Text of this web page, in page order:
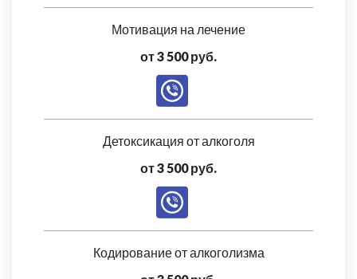
Мотивация на лечение
от 3 500 руб.
Детоксикация от алкоголя
от 3 500 руб.
Кодирование от алкоголизма